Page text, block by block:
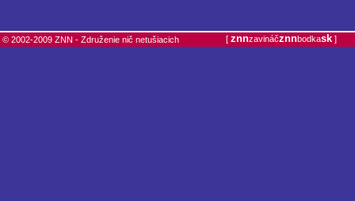
© 2002-2009 ZNN - Združenie nič netušiacich [ znnzavináčznnbodkask ]